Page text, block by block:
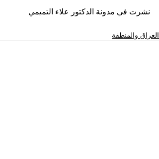
نشرت في مدونة الدكتور علاء التميمي
العراق والمنطقة